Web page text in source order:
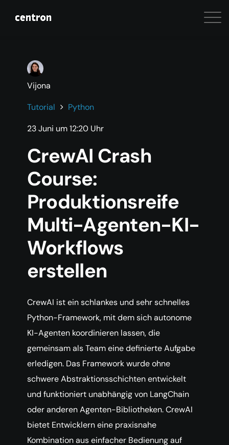
Vijona
Tutorial
Python
23 Juni um 12:20 Uhr
CrewAI Crash
Course:
Produktionsreife
Multi-Agenten-KI-
Workflows
erstellen
CrewAI ist ein schlankes und sehr schnelles
Python-Framework, mit dem sich autonome
KI-Agenten koordinieren lassen, die
gemeinsam als Team eine definierte Aufgabe
erledigen. Das Framework wurde ohne
schwere Abstraktionsschichten entwickelt
und funktioniert unabhängig von LangChain
oder anderen Agenten-Bibliotheken. CrewAI
bietet Entwicklern eine praxisnahe
Kombination aus einfacher Bedienung auf